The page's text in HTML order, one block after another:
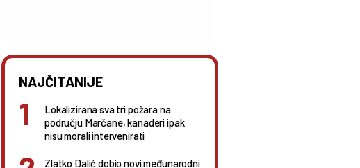
NAJČITANIJE
Lokalizirana sva tri požara na
području Marčane, kanaderi ipak
nisu morali intervenirati
Zlatko Dalić dobio novi međunarodni